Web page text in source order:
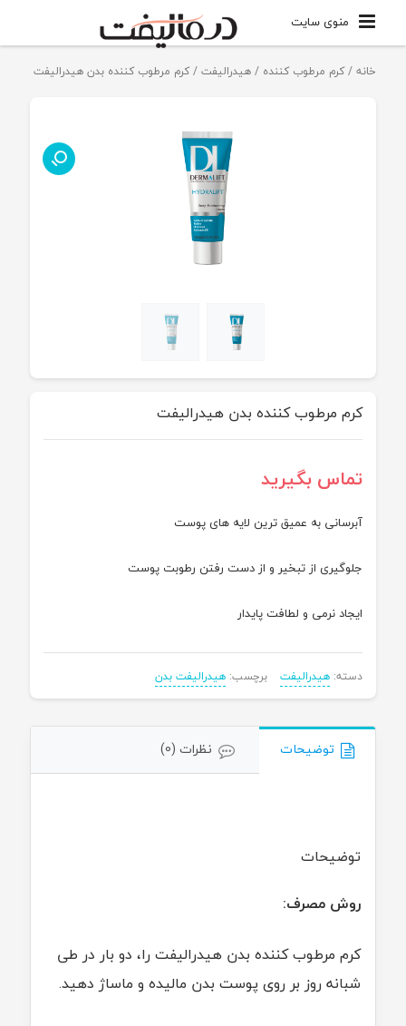
منوی سایت
خانه/کرم مرطوب کننده /هیدرالیفت/ کرم مرطوب کننده بدن هیدرالیفت
کرم مرطوب کننده بدن هیدرالیفت
تماس بگیرید
آبرسانی به عمیق ترین لایه های پوست
جلوگیری از تبخیر و از دست رفتن رطوبت پوست
ایجاد نرمی و لطافت پایدار
دسته: هیدرالیفت برچسب: هیدرالیفت بدن
توضیحات نظرات (0)
توضیحات
روش مصرف:
کرم مرطوب کننده بدن هیدرالیفت را، دو بار در طی
شبانه روز بر روی پوست بدن مالیده و ماساژ دهید.